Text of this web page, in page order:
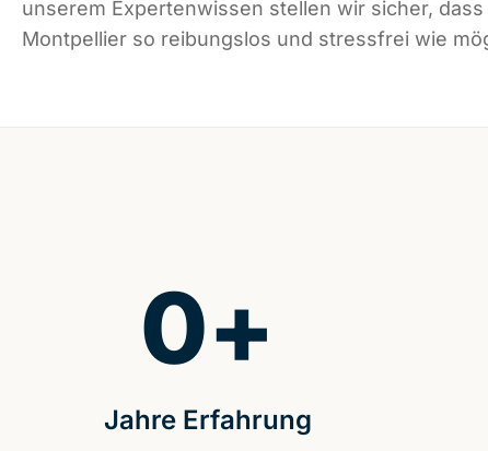
unserem Expertenwissen stellen wir sicher,
Montpellier so reibungslos und stressfrei wie
Jahre Erfahrung
0+